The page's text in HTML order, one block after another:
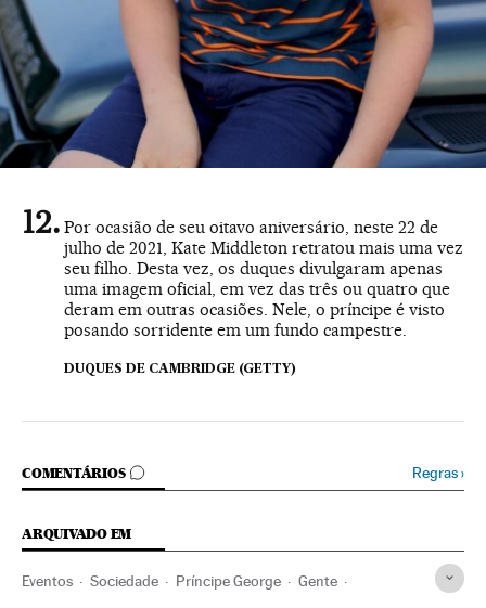
Por ocasião de seu oitavo aniversário, neste 22 de
julho de 2021, Kate Middleton retratou mais uma vez
seu filho. Desta vez, os duques divulgaram apenas
uma imagem oficial, em vez das três ou quatro que
deram em outras ocasiões. Nele, o príncipe é visto
posando sorridente em um fundo campestre.
DUQUES DE CAMBRIDGE (GETTY)
COMENTÁRIOS
COMENTÁRIOS Regras›
ARQUIVADO EM
Eventos Sociedade Príncipe George Gente